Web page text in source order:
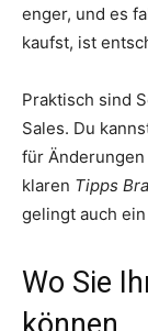
enger, und es
kaufst, ist
Praktisch sind
Sales. Du
für
klaren Tipps
gelingt auch
Wo Sie